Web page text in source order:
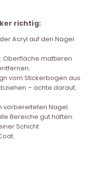
richtig:
Acryl auf den Nagel
Oberfläche mattieren
vom Stickerbogen aus.
– achte darauf,
vorbereiteten Nagel.
Bereiche gut haften.
Schicht